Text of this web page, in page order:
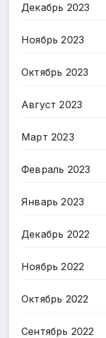
Декабрь 2023
Ноябрь 2023
Октябрь 2023
Август 2023
Март 2023
Февраль 2023
Январь 2023
Декабрь 2022
Ноябрь 2022
Октябрь 2022
Сентябрь 2022